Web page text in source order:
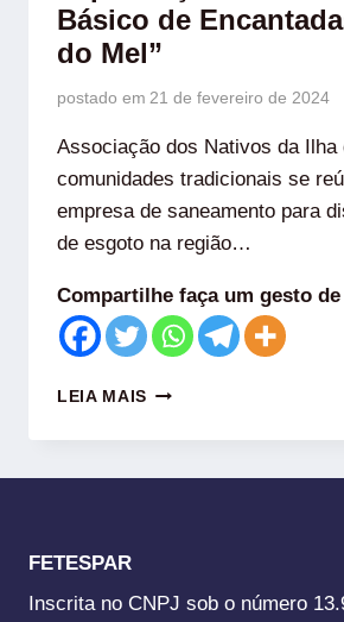
Básico de
do Mel”
postado em 21 de fevereiro de 2024
Associação dos Nativos da Ilha
comunidades tradicionais se
empresa de saneamento para
de esgoto na região…
Compartilhe faça um gesto
LEIA MAIS
FETESPAR
Inscrita no CNPJ sob o número